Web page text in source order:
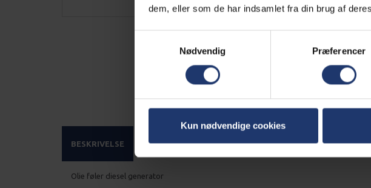
dem, eller som de har indsamlet fra din brug af
Nødvendig
Præferencer
Kun nødvendige cookies
Alle
Læs mere
Generator
BESKRIVELSE
Olie føler diesel generator